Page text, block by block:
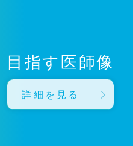
目指す医師像
詳細を見る